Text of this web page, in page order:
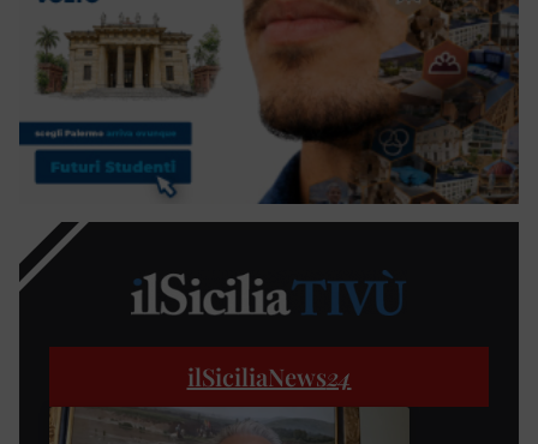
ilSiciliaNews24